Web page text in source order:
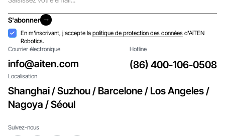
S'abonner
S'abonner
Acceptation
En m'inscrivant, j'accepte lapolitique de protection des données d'AiTEN
Robotics.
Courrier électronique
info@aiten.com
Hotline
(86) 400-106-0508
Localisation
Shanghai / Suzhou / Barcelone / Los Angeles /
Nagoya / Séoul
Suivez-nous